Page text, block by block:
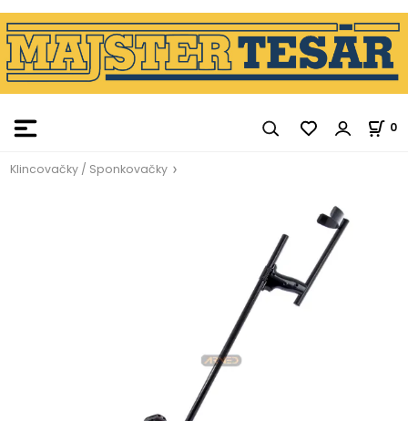
0
Klincovačky / Sponkovačky